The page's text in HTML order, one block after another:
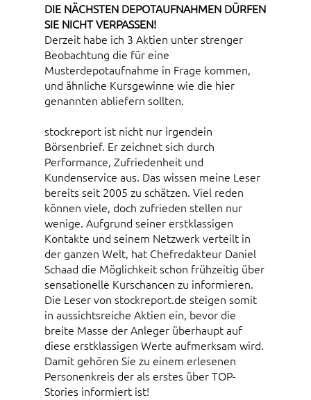
DIE NÄCHSTEN DEPOTAUFNAHMEN DÜRFEN
SIE NICHT VERPASSEN!
Derzeit habe ich 3 Aktien unter strenger
Beobachtung die für eine
Musterdepotaufnahme in Frage kommen,
und ähnliche Kursgewinne wie die hier
genannten abliefern sollten.
stockreport ist nicht nur irgendein
Börsenbrief. Er zeichnet sich durch
Performance, Zufriedenheit und
Kundenservice aus. Das wissen meine Leser
bereits seit 2005 zu schätzen. Viel reden
können viele, doch zufrieden stellen nur
wenige. Aufgrund seiner erstklassigen
Kontakte und seinem Netzwerk verteilt in
der ganzen Welt, hat Chefredakteur Daniel
Schaad die Möglichkeit schon frühzeitig über
sensationelle Kurschancen zu informieren.
Die Leser von stockreport.de steigen somit
in aussichtsreiche Aktien ein, bevor die
breite Masse der Anleger überhaupt auf
diese erstklassigen Werte aufmerksam wird.
Damit gehören Sie zu einem erlesenen
Personenkreis der als erstes über TOP-
Stories informiert ist!